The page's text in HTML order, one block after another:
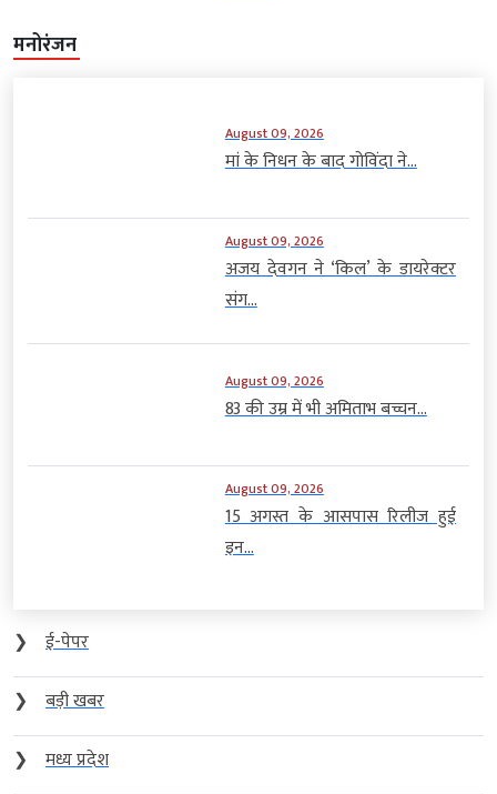
मनोरंजन
August 09, 2026
मां के निधन के बाद गोविंदा ने...
August 09, 2026
अजय देवगन ने ‘किल’ के डायरेक्टर
संग...
August 09, 2026
83 की उम्र में भी अमिताभ बच्चन...
August 09, 2026
15 अगस्त के आसपास रिलीज हुई
इन...
❯
ई-पेपर
❯
बड़ी खबर
❯
मध्य प्रदेश